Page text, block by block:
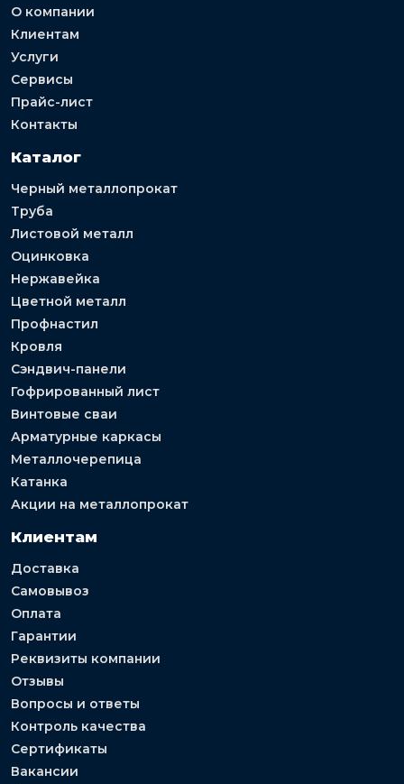
О компании
Клиентам
Услуги
Сервисы
Прайс-лист
Контакты
Каталог
Черный металлопрокат
Труба
Листовой металл
Оцинковка
Нержавейка
Цветной металл
Профнастил
Кровля
Сэндвич-панели
Гофрированный лист
Винтовые сваи
Арматурные каркасы
Металлочерепица
Катанка
Акции на металлопрокат
Клиентам
Доставка
Самовывоз
Оплата
Гарантии
Реквизиты компании
Отзывы
Вопросы и ответы
Контроль качества
Сертификаты
Вакансии